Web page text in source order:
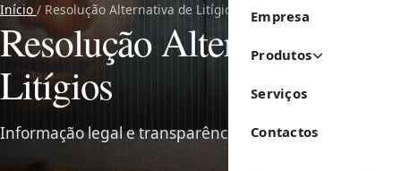
Empresa
Produtos
Serviços
Contactos
Início / Resolução Alternativa de Litígios
Resolução Alternativa de
Litígios
Informação legal e transparência.